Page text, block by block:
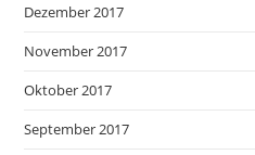
Dezember 2017
November 2017
Oktober 2017
September 2017